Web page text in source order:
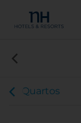
Quartos